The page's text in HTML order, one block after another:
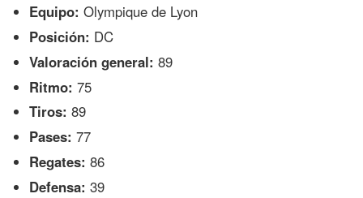
Equipo: Olympique de Lyon
Posición: DC
Valoración general: 89
Ritmo: 75
Tiros: 89
Pases: 77
Regates: 86
Defensa: 39